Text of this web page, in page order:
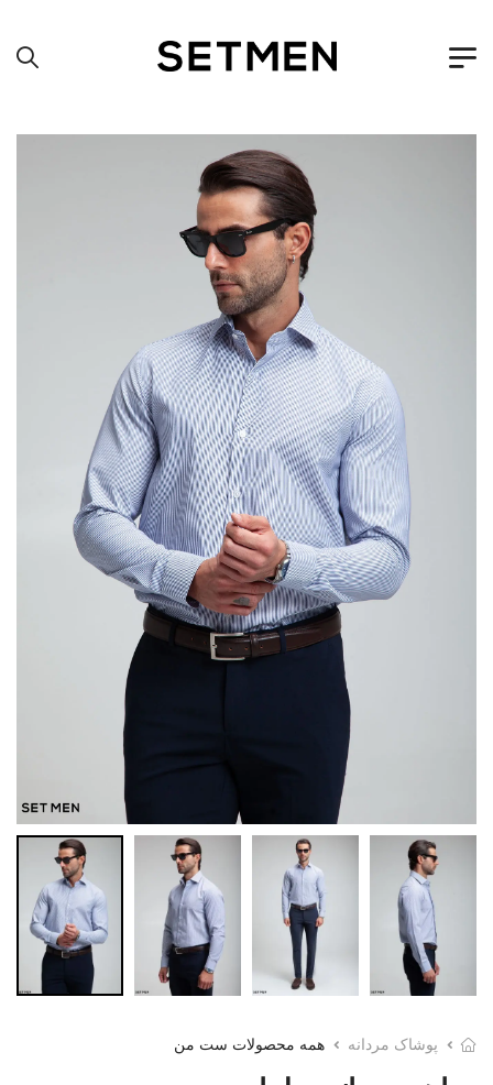
پوشاک مردانه همه محصولات ست من